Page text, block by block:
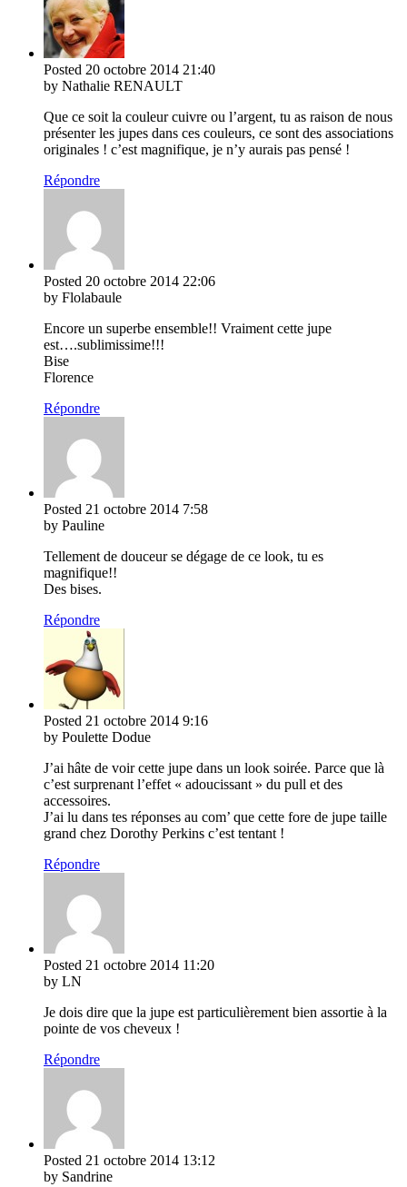
Posted 20 octobre 2014 21:40
by Nathalie RENAULT
Que ce soit la couleur cuivre ou l’argent, tu as raison de nous
présenter les jupes dans ces couleurs, ce sont des associations
originales ! c’est magnifique, je n’y aurais pas pensé !
Répondre
Posted 20 octobre 2014 22:06
by Flolabaule
Encore un superbe ensemble!! Vraiment cette jupe
est….sublimissime!!!
Bise
Florence
Répondre
Posted 21 octobre 2014 7:58
by Pauline
Tellement de douceur se dégage de ce look, tu es
magnifique!!
Des bises.
Répondre
Posted 21 octobre 2014 9:16
by Poulette Dodue
J’ai hâte de voir cette jupe dans un look soirée. Parce que là
c’est surprenant l’effet « adoucissant » du pull et des
accessoires.
J’ai lu dans tes réponses au com’ que cette fore de jupe taille
grand chez Dorothy Perkins c’est tentant !
Répondre
Posted 21 octobre 2014 11:20
by LN
Je dois dire que la jupe est particulièrement bien assortie à la
pointe de vos cheveux !
Répondre
Posted 21 octobre 2014 13:12
by Sandrine